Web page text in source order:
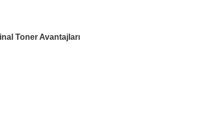
Toner Avantajları